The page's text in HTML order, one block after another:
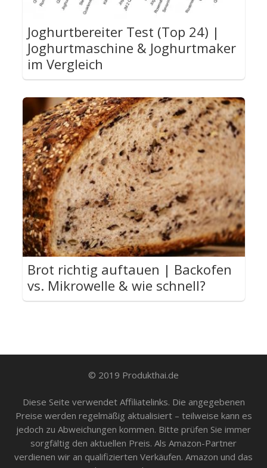
Joghurtbereiter Test (Top 24) |
Joghurtmaschine & Joghurtmaker
im Vergleich
Brot richtig auftauen | Backofen
vs. Mikrowelle & wie schnell?
© 2019 Produkthai.de
Diese Seite verwendet Affiliatelinks. Die angegebenen
Preise werden regelmäßig aktualisiert – teilweise kann es
jedoch zu Abweichungen kommen. Bitte prüfen Sie immer
sorgfältig den aktuellen Preis. Als Amazon-Partner
verdienen wir an qualifizierten Verkäufen. Amazon und das